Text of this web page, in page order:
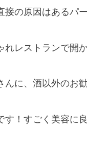
の原因はあるパ
れレストランで開
んに、酒以外のお
す！すごく美容に